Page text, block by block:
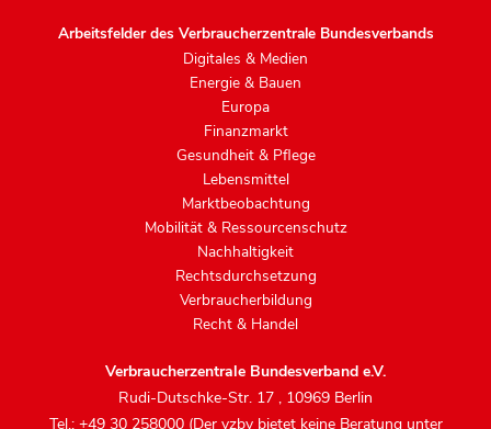
Arbeitsfelder des Verbraucherzentrale Bundesverbands
Digitales & Medien
Energie & Bauen
Europa
Finanzmarkt
Gesundheit & Pflege
Lebensmittel
Marktbeobachtung
Mobilität & Ressourcenschutz
Nachhaltigkeit
Rechtsdurchsetzung
Verbraucherbildung
Recht & Handel
Verbraucherzentrale Bundesverband e.V.
Rudi-Dutschke-Str. 17 , 10969 Berlin
Tel.: +49 30 258000 (Der vzbv bietet keine Beratung unter